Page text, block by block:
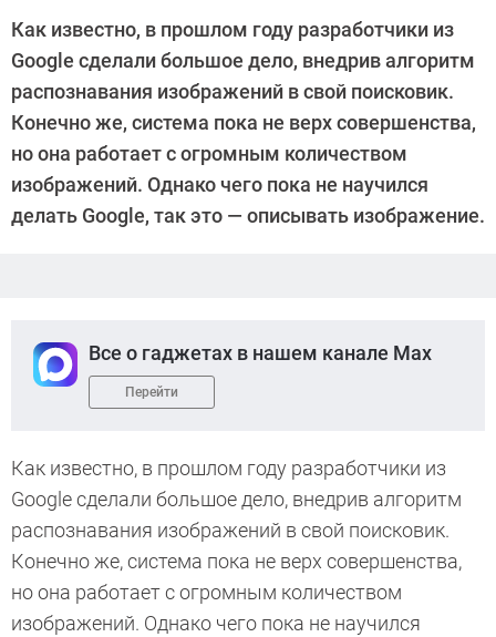
Как известно, в прошлом году разработчики из
Google сделали большое дело, внедрив алгоритм
распознавания изображений в свой поисковик.
Конечно же, система пока не верх совершенства,
но она работает с огромным количеством
изображений. Однако чего пока не научился
делать Google, так это — описывать изображение.
Все о гаджетах в нашем канале Max
Перейти
Как известно, в прошлом году разработчики из
Google сделали большое дело, внедрив алгоритм
распознавания изображений в свой поисковик.
Конечно же, система пока не верх совершенства,
но она работает с огромным количеством
изображений. Однако чего пока не научился